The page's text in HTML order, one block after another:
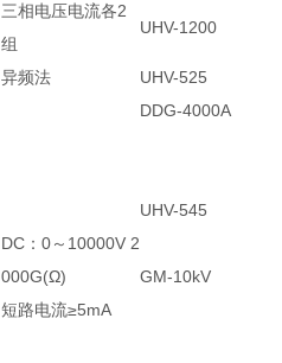
三相电压电流各2
组
UHV-1200
异频法
UHV-525
DDG-4000A
UHV-545
DC：0～10000V 2
000G(Ω)
短路电流≥5mA
GM-10kV